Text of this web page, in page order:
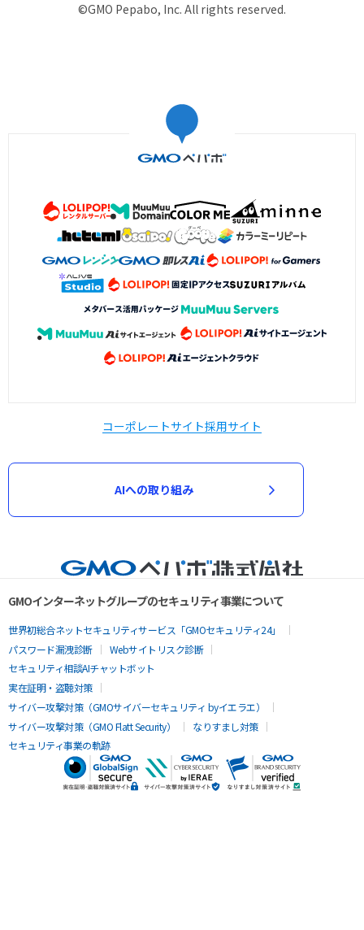
©GMO Pepabo, Inc. All rights reserved.
コーポレートサイト採用サイト
AIへの取り組み
GMOインターネットグループのセキュリティ事業について
世界初総合ネットセキュリティサービス「GMOセキュリティ24」
パスワード漏洩診断
Webサイトリスク診断
セキュリティ相談AIチャットボット
実在証明・盗聴対策
サイバー攻撃対策（GMOサイバーセキュリティ byイエラエ）
サイバー攻撃対策（GMO Flatt Security）
なりすまし対策
セキュリティ事業の軌跡